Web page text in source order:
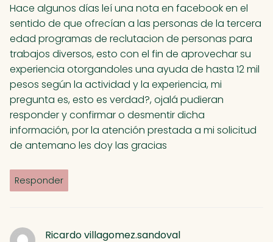
Hace algunos días leí una nota en facebook en el
sentido de que ofrecían a las personas de la tercera
edad programas de reclutacion de personas para
trabajos diversos, esto con el fin de aprovechar su
experiencia otorgandoles una ayuda de hasta 12 mil
pesos según la actividad y la experiencia, mi
pregunta es, esto es verdad?, ojalá pudieran
responder y confirmar o desmentir dicha
información, por la atención prestada a mi solicitud
de antemano les doy las gracias
Responder
Ricardo villagomez.sandoval